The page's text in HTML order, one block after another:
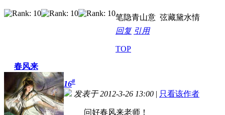
笔隐青山意 弦藏黛水情
回复 引用
TOP
春风来
16#
发表于 2012-3-26 13:00 | 只看该作者
问好春风来老师！